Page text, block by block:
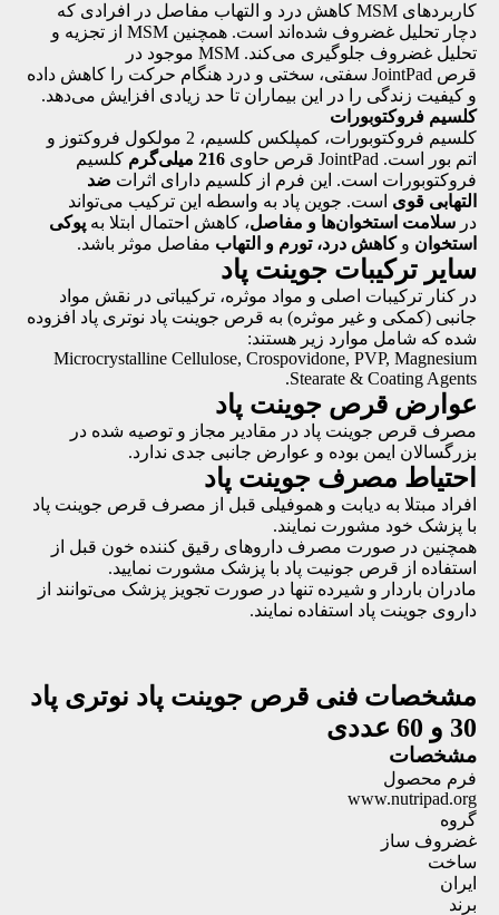
کاربردهای MSM کاهش درد و التهاب مفاصل در افرادی که
دچار تحلیل غضروف شده‌اند است. همچنین MSM از تجزیه و
تحلیل غضروف جلوگیری می‌کند. MSM موجود در
قرص JointPad سفتی، سختی و درد هنگام حرکت را کاهش داده
و کیفیت زندگی را در این بیماران تا حد زیادی افزایش می‌دهد.
کلسیم فروکتوبورات
کلسیم فروکتوبورات، کمپلکس کلسیم، 2 مولکول فروکتوز و
اتم بور است. JointPad قرص حاوی
216 میلی‌گرم
کلسیم
فروکتوبورات است. این فرم از کلسیم دارای اثرات ضد
التهابی قوی است. جوین پاد به واسطه این ترکیب می‌تواند
در سلامت استخوان‌ها و مفاصل، کاهش احتمال ابتلا به پوکی
استخوان وکاهش درد، تورم و التهاب مفاصل موثر باشد.
سایر ترکیبات جوینت پاد
در کنار ترکیبات اصلی و مواد موثره، ترکیباتی در نقش مواد
جانبی (کمکی و غیر موثره) به قرص جوینت پاد نوتری پاد افزوده
شده که شامل موارد زیر هستند:
Microcrystalline Cellulose, Crospovidone, PVP, Magnesium
Stearate & Coating Agents.
عوارض قرص جوینت پاد
مصرف قرص جوینت پاد در مقادیر مجاز و توصیه شده در
بزرگسالان ایمن بوده و عوارض جانبی جدی ندارد.
احتیاط مصرف جوینت پاد
افراد مبتلا به دیابت و هموفیلی قبل از مصرف قرص جوینت پاد
با پزشک خود مشورت نمایند.
همچنین در صورت مصرف داروهای رقیق کننده خون قبل از
استفاده از قرص جونیت پاد با پزشک مشورت نمایید.
مادران باردار و شیرده تنها در صورت تجویز پزشک می‌توانند از
داروی جوینت پاد استفاده نمایند.
مشخصات فنی قرص جوینت پاد نوتری پاد
30 و 60 عددی
مشخصات
فرم محصول
www.nutripad.org
گروه
غضروف ساز
ساخت
ایران
برند